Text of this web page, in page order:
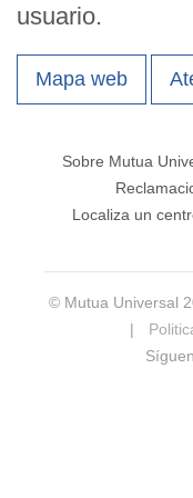
usuario.
Mapa web
Sobre Mutua
Localiza un
© Mutua Universal
|